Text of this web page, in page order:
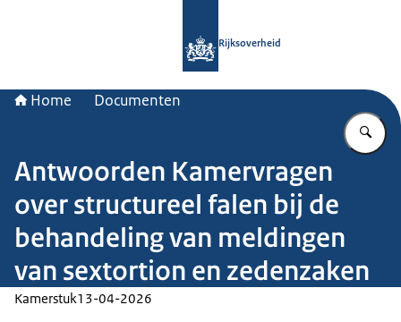
Rijksoverheid
Home Documenten
Antwoorden Kamervragen
over structureel falen bij de
behandeling van meldingen
van sextortion en zedenzaken
Kamerstuk13-04-2026